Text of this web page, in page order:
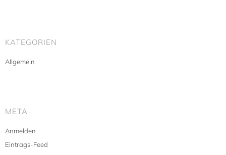
KATEGORIEN
Allgemein
META
Anmelden
Eintrags-Feed